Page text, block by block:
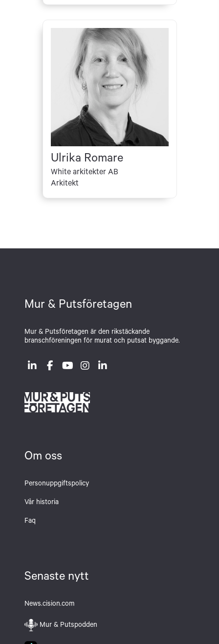
Ulrika Romare
White arkitekter AB
Arkitekt
Mur & Putsföretagen
Mur & Putsföretagen är den rikstäckande
branschföreningen för murat och putsat byggande.
Om oss
Personuppgiftspolicy
Vår historia
Faq
Senaste nytt
News.cision.com
Mur & Putspodden